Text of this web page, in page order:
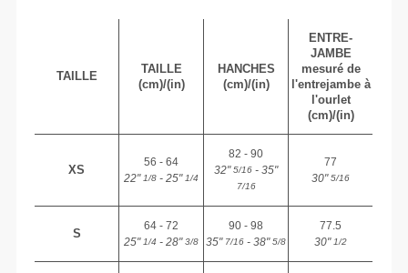
TAILLE
TAILLE
(cm)/(in)
HANCHES
(cm)/(in)
ENTRE-
JAMBE
mesuré de
l'entrejambe à
l'ourlet
(cm)/(in)
XS
56 - 64
22"1/8 - 25"1/4
82 - 90
32"5/16 - 35"
7/16
77
30"5/16
S
64 - 72
25"1/4 - 28"3/8
90 - 98
35"7/16 - 38"5/8
77.5
30"1/2